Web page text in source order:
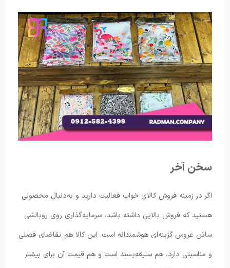
سخن آخر
اگر در زمینه فروش کالای خواب فعالیت دارید و به‌دنبال محصولی
هستید که فروش بالایی داشته باشد، سرمایه‌گذاری روی روبالشی
ساتن عروس گزینه‌ای هوشمندانه است. این کالا هم تقاضای فصلی
و مناسبتی دارد، هم سلیقه‌پسند است و هم قیمت آن برای بیشتر